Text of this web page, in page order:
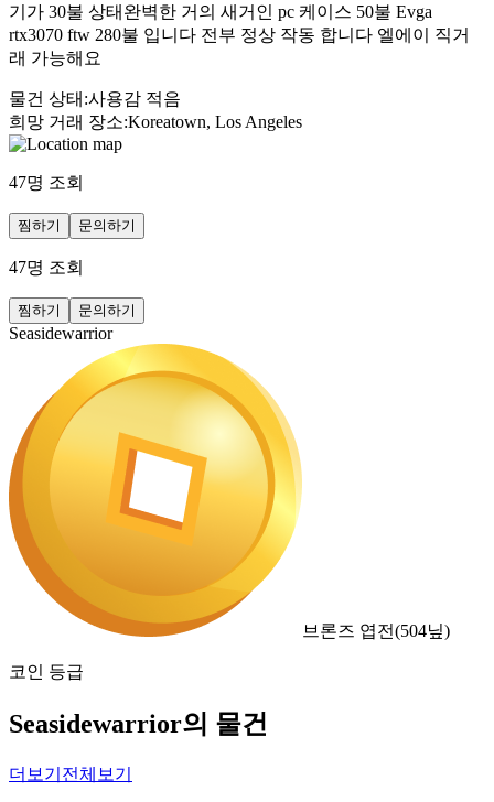
기가 30불 상태완벽한 거의 새거인 pc 케이스 50불 Evga
rtx3070 ftw 280불 입니다 전부 정상 작동 합니다 엘에이 직거
래 가능해요
물건 상태 :사용감 적음
희망 거래 장소:Koreatown, Los Angeles
47명 조회
찜하기 문의하기
47명 조회
찜하기 문의하기
Seasidewarrior
브론즈 엽전(504닢)
코인 등급
Seasidewarrior의 물건
더보기 전체보기